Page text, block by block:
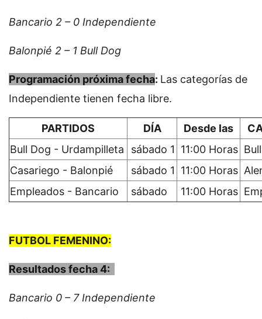
Bancario 2 – 0 Independiente
Balonpié 2 – 1 Bull Dog
Programación próxima fecha: Las categorías de
Independiente tienen fecha libre.
PARTIDOS DÍA Desde las
Bull Dog - Urdampilleta
sábado 1 11:00 Horas
Casariego - Balonpié
sábado 1 11:00 Horas
Empleados - Bancario
sábado 11:00 Horas
FUTBOL FEMENINO:
Resultados fecha 4:
Bancario 0 – 7 Independiente